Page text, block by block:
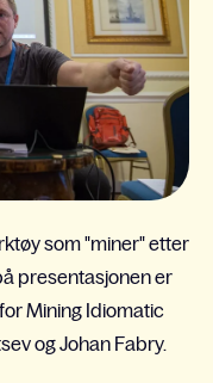
som "miner" etter
presentasjonen er
Mining Idiomatic
og Johan Fabry.